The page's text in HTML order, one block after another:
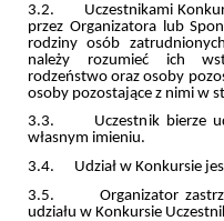
3.2. Uczestnikami
przez Organizatora lub
rodziny osób
należy rozumieć ich
rodzeństwo oraz osoby
osoby pozostające z nimi w
3.3. Uczestnik bierze
własnym imieniu.
3.4. Udział w Konkursie
3.5. Organizator
udziału w Konkursie